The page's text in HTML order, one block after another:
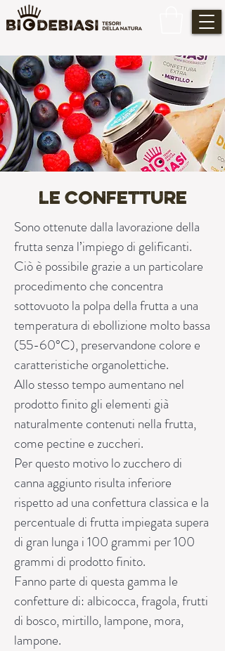
le confetture
Sono ottenute dalla lavorazione della
frutta senza l’impiego di gelificanti.
Ciò è possibile grazie a un particolare
procedimento che concentra
sottovuoto la polpa della frutta a una
temperatura di ebollizione molto bassa
(55-60°C), preservandone colore e
caratteristiche organolettiche.
Allo stesso tempo aumentano nel
prodotto finito gli elementi già
naturalmente contenuti nella frutta,
come pectine e zuccheri.
Per questo motivo lo zucchero di
canna aggiunto risulta inferiore
rispetto ad una confettura classica e la
percentuale di frutta impiegata supera
di gran lunga i 100 grammi per 100
grammi di prodotto finito.
Fanno parte di questa gamma le
confetture di: albicocca, fragola, frutti
di bosco, mirtillo, lampone, mora,
lampone.